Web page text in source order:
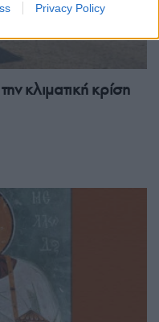
Privacy Policy
κλιματική κρίση